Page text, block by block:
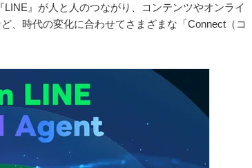
』が人と人のつながり、コンテンツやオンライ
、時代の変化に合わせてさまざまな「Connect（コ